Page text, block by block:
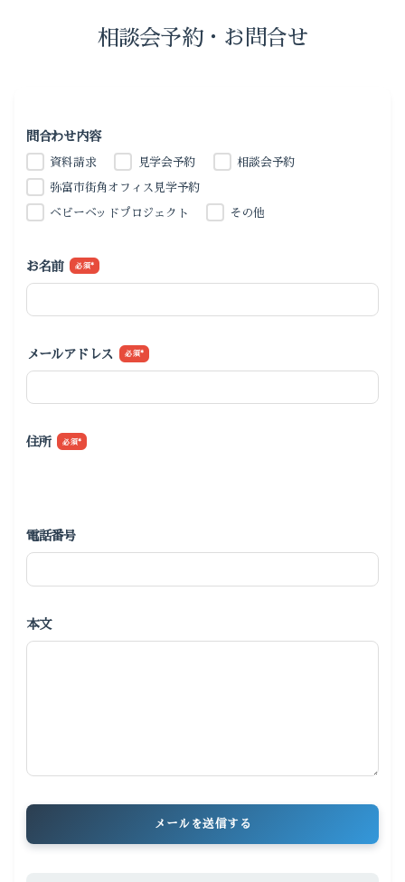
相談会予約・お問合せ
問合わせ内容
資料請求 見学会予約 相談会予約
弥富市街角オフィス見学予約
ベビーベッドプロジェクト その他
お名前 *
メールアドレス *
住所 *
電話番号
本文